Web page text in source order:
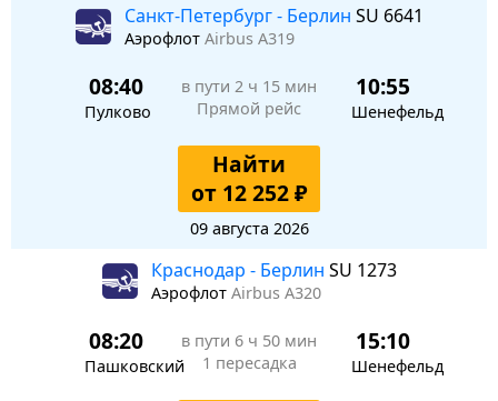
Санкт-Петербург - Берлин SU 6641
Аэрофлот Airbus A319
08:40
Пулково
в пути 2 ч 15 мин
Прямой рейс
10:55
Шенефельд
Найти
от 12 252 ₽
09 августа 2026
Краснодар - Берлин SU 1273
Аэрофлот Airbus A320
08:20
Пашковский
в пути 6 ч 50 мин
1 пересадка
15:10
Шенефельд